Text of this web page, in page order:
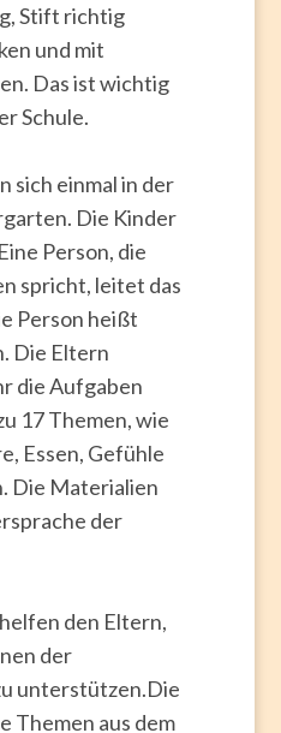
Stift richtig
und mit
Das ist wichtig
Schule.
sich einmal in der
Die Kinder
Person, die
spricht, leitet das
Person heißt
Die Eltern
die Aufgaben
17 Themen, wie
Essen, Gefühle
Die Materialien
der
den Eltern,
der
unterstützen.Die
Themen aus dem